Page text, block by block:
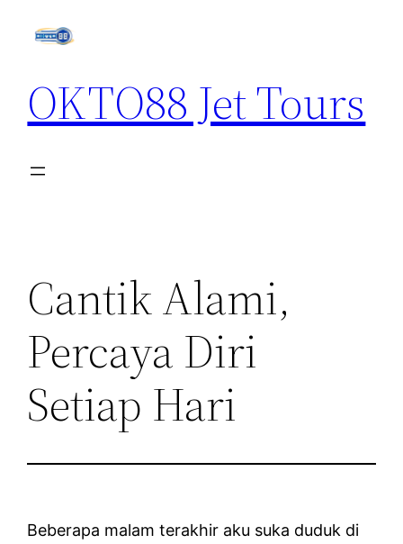
OKTO88 Jet Tours
Cantik Alami,
Percaya Diri
Setiap Hari
Beberapa malam terakhir aku suka duduk di